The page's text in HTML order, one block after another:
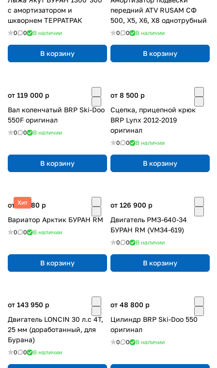
с амортизатором и
шкворнем ТЕРРАТРАК
0 0 В наличии
В корзину
передний ATV RUSAM СФ
500, Х5, X6, Х8 однотрубный
0 0 В наличии
В корзину
от 119 000 p
Вал коленчатый BRP Ski-Doo
550F оригинал
0 0 В наличии
В корзину
от 8 500 p
Сцепка, прицепной крюк
BRP Lynx 2012-2019
оригинал
0 0 В наличии
В корзину
Хит
от 25 680 p
Вариатор Арктик БУРАН RM
0 0 В наличии
В корзину
от 126 900 p
Двигатель РМЗ-640-34
БУРАН RM (VM34-619)
0 0 В наличии
В корзину
от 143 950 p
Двигатель LONCIN 30 л.с 4Т,
25 мм (доработанный, для
Бурана)
0 0 В наличии
от 48 800 p
Цилиндр BRP Ski-Doo 550
оригинал
0 0 В наличии